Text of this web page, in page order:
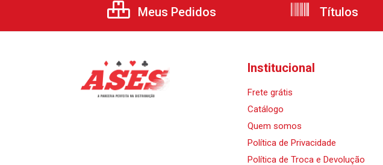
Meus Pedidos Títulos
Institucional
Frete grátis
Catálogo
Quem somos
Política de Privacidade
Política de Troca e Devolução